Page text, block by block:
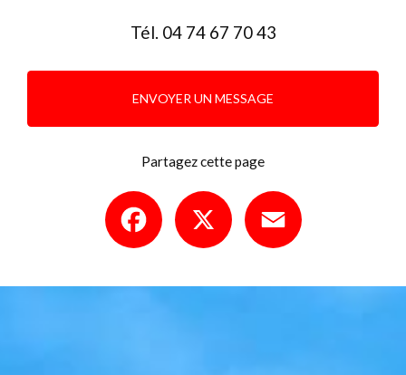
Tél. 04 74 67 70 43
ENVOYER UN MESSAGE
Partagez cette page
Facebook